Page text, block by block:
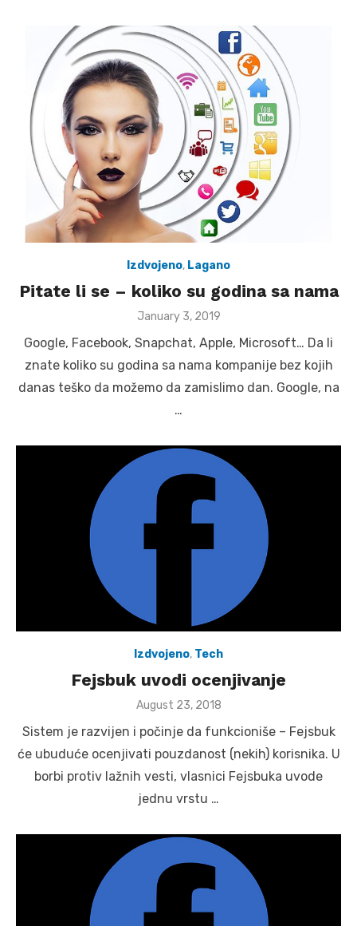
Izdvojeno, Lagano
Pitate li se – koliko su godina sa nama
Posted
January 3, 2019
Google, Facebook, Snapchat, Apple, Microsoft… Da li
znate koliko su godina sa nama kompanije bez kojih
danas teško da možemo da zamislimo dan. Google, na
…
Izdvojeno, Tech
Fejsbuk uvodi ocenjivanje
Posted
August 23, 2018
Sistem je razvijen i počinje da funkcioniše – Fejsbuk
će ubuduće ocenjivati pouzdanost (nekih) korisnika. U
borbi protiv lažnih vesti, vlasnici Fejsbuka uvode
jednu vrstu …